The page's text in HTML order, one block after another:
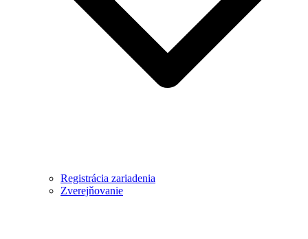
Registrácia zariadenia
Zverejňovanie